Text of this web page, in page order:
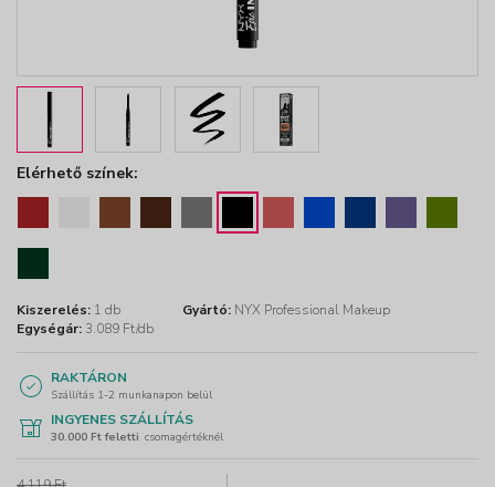
Elérhető színek:
Kiszerelés: 1 db Gyártó: NYX Professional Makeup
Egységár:3.089 Ft/db
RAKTÁRON
Szállítás 1-2 munkanapon belül
INGYENES SZÁLLÍTÁS
30.000 Ft feletti csomagértéknél